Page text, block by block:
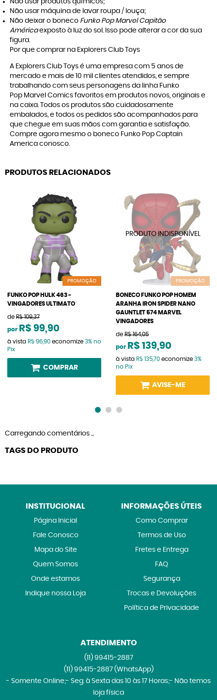
Não usar produtos químicos;
Não usar máquina de lavar roupa / louça;
Não deixar o boneco Funko Pop Marvel Capitão
Américaexposto à luz do sol. Isso pode alterar a cor da sua
figura.
Por que comprar na Explorers Club Toys
A Explorers Club Toys é uma empresa com 5 anos de
mercado e mais de 10 mil clientes atendidos, e sempre
trabalhando com seus personagens da linha Funko
Pop Marvel Comics favoritos em produtos novos, originais e
na caixa. Todos os produtos são cuidadosamente
embalados, e todos os pedidos são acompanhados para
que chegue em suas mãos com garantia e satisfação.
Compre agora mesmo o boneco Funko Pop Captain
America conosco.
PRODUTOS RELACIONADOS
PROMOÇÃO
FUNKO POP HULK 463 -
VINGADORES ULTIMATO
de R$ 109,37
por R$ 99,90
à vista R$ 96,90 economize 3% no
Pix
COMPRAR
PROMOÇÃO
BONECO FUNKO POP HOMEM
ARANHA IRON SPIDER NANO
GAUNTLET 574 MARVEL
VINGADORES
de R$ 164,05
por R$ 139,90
à vista R$ 135,70 economize 3%
no Pix
AVISE-ME
Carregando comentários ...
TAGS DO PRODUTO
INSTITUCIONAL
Página Inicial
Fale Conosco
Mapa do Site
Quem Somos
Onde estamos
Indique nossa Loja
INFORMAÇÕES ÚTEIS
Como Comprar
Termos de Uso
Fretes e Entrega
FAQ
Segurança
Trocas e Devoluções
Política de Privacidade
ATENDIMENTO
(11)99415-2887
(11)99415-2887 (WhatsApp)
- Somente Online;- Seg. à Sexta das 10 às 17 Horas;- Não temos
loja física